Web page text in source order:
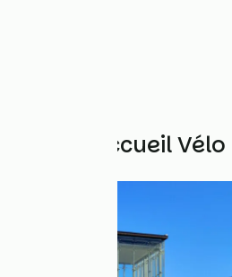
Autres Accueil